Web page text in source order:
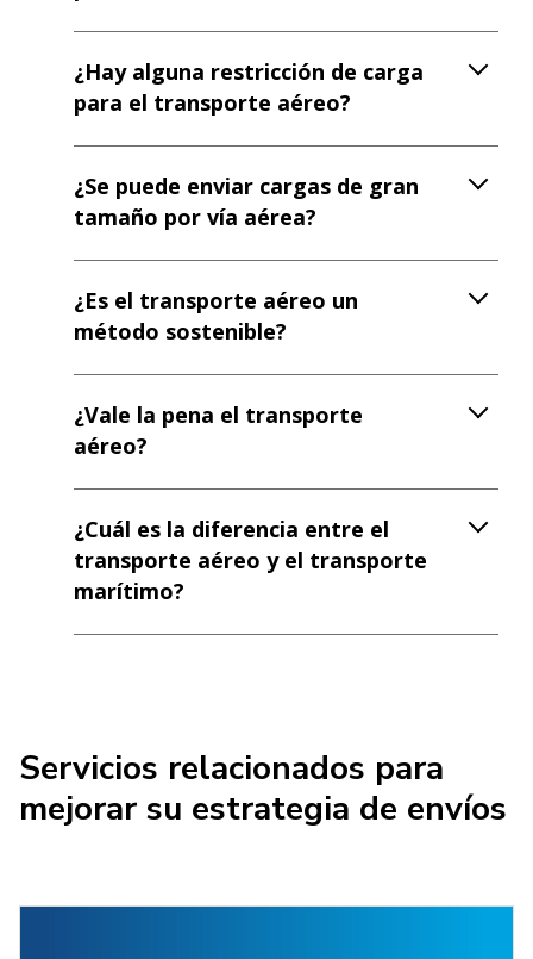
¿Hay alguna restricción de carga
para el transporte aéreo?
¿Se puede enviar cargas de gran
tamaño por vía aérea?
¿Es el transporte aéreo un
método sostenible?
¿Vale la pena el transporte
aéreo?
¿Cuál es la diferencia entre el
transporte aéreo y el transporte
marítimo?
Servicios relacionados para
mejorar su estrategia de envíos